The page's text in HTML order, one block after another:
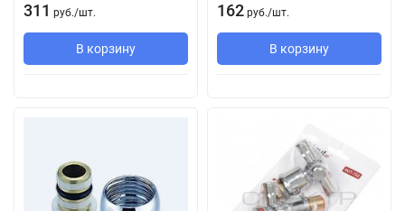
311 руб./шт.
В корзину
162 руб./шт.
В корзину